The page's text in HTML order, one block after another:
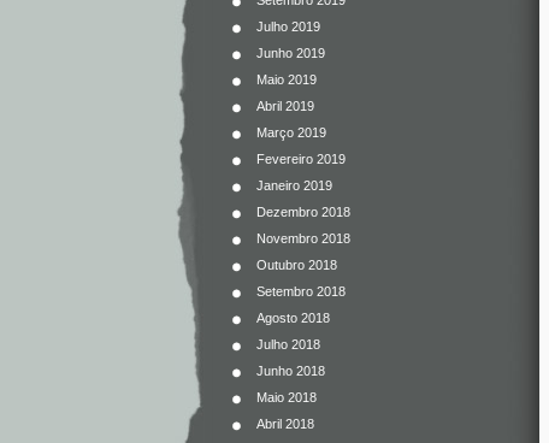
Julho 2019
Junho 2019
Maio 2019
Abril 2019
Março 2019
Fevereiro 2019
Janeiro 2019
Dezembro 2018
Novembro 2018
Outubro 2018
Setembro 2018
Agosto 2018
Julho 2018
Junho 2018
Maio 2018
Abril 2018